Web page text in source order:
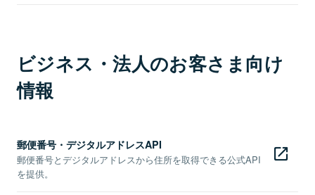
ビジネス・法人のお客さま向け
情報
郵便番号・デジタルアドレスAPI
郵便番号とデジタルアドレスから住所を取得できる公式API
を提供。